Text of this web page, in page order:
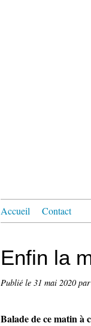
Accueil Contact
Enfin la
Publié le 31 mai 2020
Balade de ce matin à